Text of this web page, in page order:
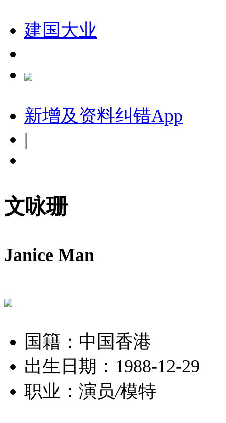
建国大业
新增及资料纠错App
|
文咏珊
Janice Man
国籍：中国香港
出生日期：1988-12-29
职业：演员/模特